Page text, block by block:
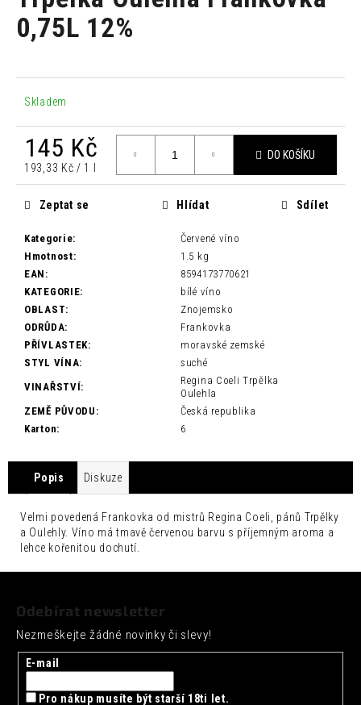
0,0
z0,75L 12%
Skladem
145 Kč
Měrná
cena:
193,33 Kč / 1 l
DO KOŠÍKU
Kategorie:
Červené víno
Hmotnost:
1.5 kg
EAN :
8594173770621
KATEGORIE:
bílé víno
OBLAST:
Znojemsko
ODRŮDA:
Frankovka
PŘÍVLASTEK:
moravské zemské
STYL VÍNA:
suché
VINAŘSTVÍ:
Regina Coeli Trpělka
Oulehla
ZEMĚ PŮVODU :
Česká republika
Karton: 6
Zeptat se Hlídat Sdílet
Popis Diskuze
Velmi povedená Frankovka od mistrů Regina Coeli, pánů Trpělky
a Oulehly. Víno má tmavě červenou barvu s příjemným aroma a
lehce kořenitou dochutí.
a
j
t
?
HLEDAT
D
o
p
o
u
u
e
m
SEICHA
MATCHA
LIMETKA
0,33L
42
Odebírat newsletter
Nezmeškejte žádné novinky či slevy!
E-mail
Pro nákup musíte být starší 18ti let.